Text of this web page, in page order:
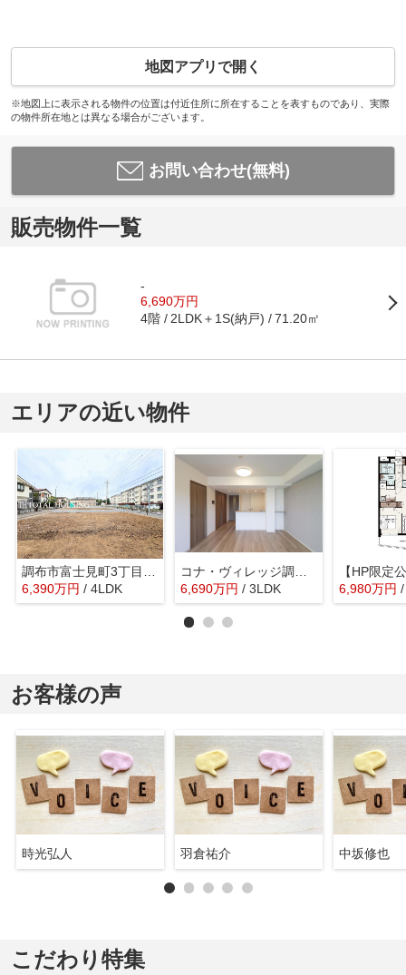
地図アプリで開く
※地図上に表示される物件の位置は付近住所に所在することを表すものであり、実際
の物件所在地とは異なる場合がございます。
お問い合わせ(無料)
販売物件一覧
-
6,690万円
4階 2LDK＋1S(納戸) 71.20㎡
エリアの近い物件
調布市富士見町3丁目 新築戸建 全8棟
6,390万円 / 4LDK
コナ・ヴィレッジ調布国領 4階
6,690万円 / 3LDK 6,980万円
お客様の声
時光弘人 羽倉祐介 中坂修也
こだわり特集